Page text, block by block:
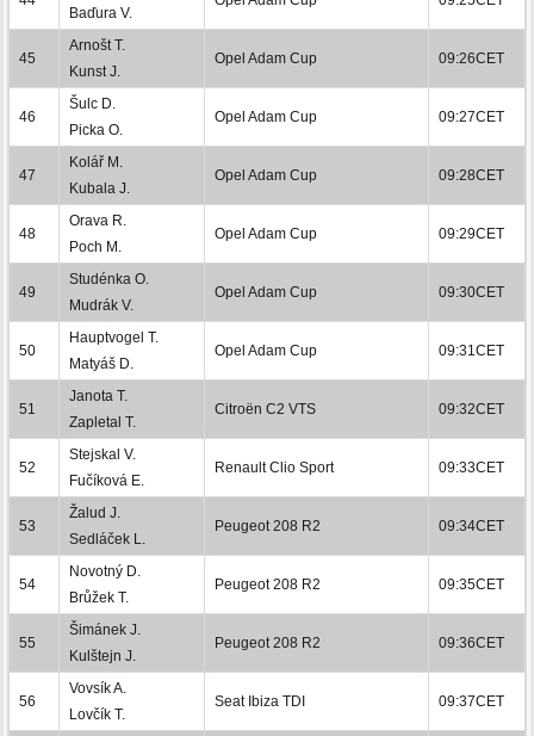
Baďura V.
45
Arnošt T.
Kunst J.
Opel Adam Cup 09:26CET
46
Šulc D.
Picka O.
Opel Adam Cup 09:27CET
47
Kolář M.
Kubala J.
Opel Adam Cup 09:28CET
48
Orava R.
Poch M.
Opel Adam Cup 09:29CET
49
Studénka O.
Mudrák V.
Opel Adam Cup 09:30CET
50
Hauptvogel T.
Matyáš D.
Opel Adam Cup 09:31CET
51
Janota T.
Zapletal T.
Citroën C2 VTS 09:32CET
52
Stejskal V.
Fučíková E.
Renault Clio Sport 09:33CET
53
Žalud J.
Sedláček L.
Peugeot 208 R2 09:34CET
54
Novotný D.
Brůžek T.
Peugeot 208 R2 09:35CET
55
Šimánek J.
Kulštejn J.
Peugeot 208 R2 09:36CET
56
Vovsík A.
Lovčík T.
Seat Ibiza TDI 09:37CET